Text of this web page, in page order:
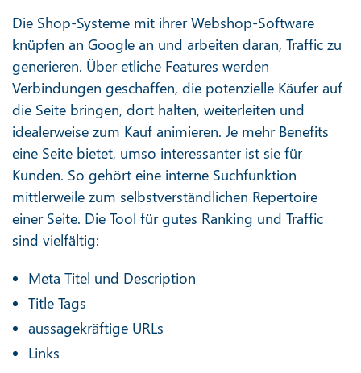
Die Shop-Systeme mit ihrer Webshop-Software
knüpfen an Google an und arbeiten daran, Traffic zu
generieren. Über etliche Features werden
Verbindungen geschaffen, die potenzielle Käufer auf
die Seite bringen, dort halten, weiterleiten und
idealerweise zum Kauf animieren. Je mehr Benefits
eine Seite bietet, umso interessanter ist sie für
Kunden. So gehört eine interne Suchfunktion
mittlerweile zum selbstverständlichen Repertoire
einer Seite. Die Tool für gutes Ranking und Traffic
sind vielfältig:
Meta Titel und Description
Title Tags
aussagekräftige URLs
Links